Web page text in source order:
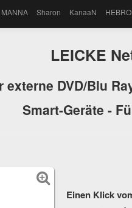
MANNA Sharon KanaaN
LEICKE
externe DVD/Blu
Smart-Geräte -
Einen Klick